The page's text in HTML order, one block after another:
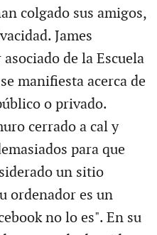
colgado sus amigos,
James
de la Escuela
manifiesta acerca de
o privado.
cerrado a cal y
para que
un sitio
ordenador es un
no lo es". En su